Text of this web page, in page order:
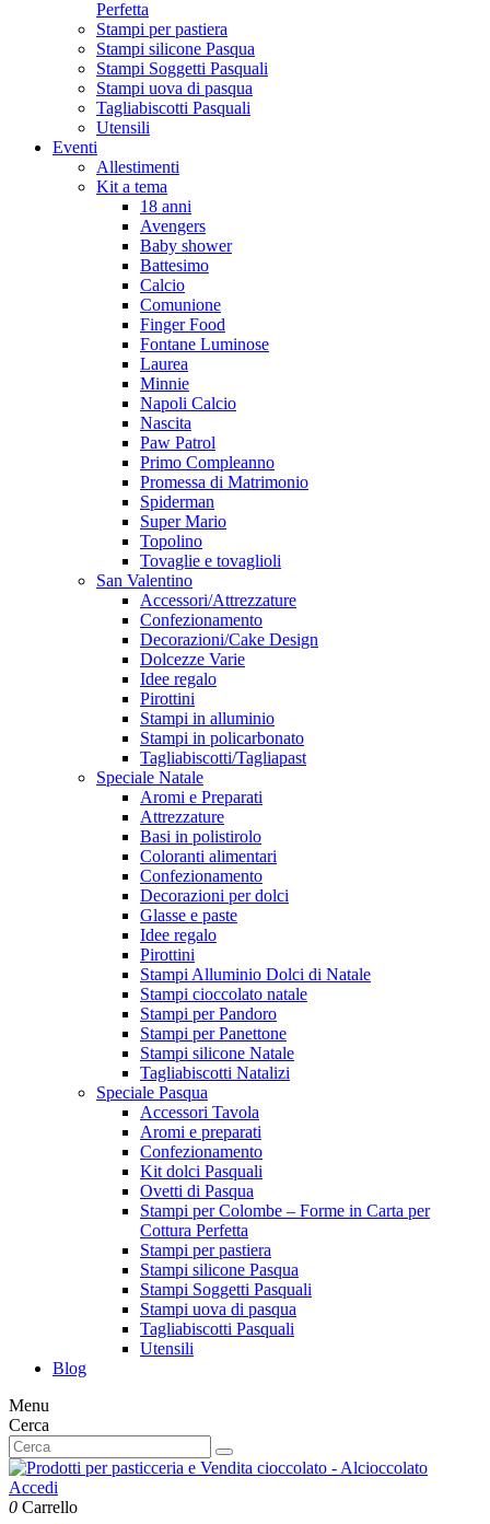
Perfetta
Stampi per pastiera
Stampi silicone Pasqua
Stampi Soggetti Pasquali
Stampi uova di pasqua
Tagliabiscotti Pasquali
Utensili
Eventi
Allestimenti
Kit a tema
18 anni
Avengers
Baby shower
Battesimo
Calcio
Comunione
Finger Food
Fontane Luminose
Laurea
Minnie
Napoli Calcio
Nascita
Paw Patrol
Primo Compleanno
Promessa di Matrimonio
Spiderman
Super Mario
Topolino
Tovaglie e tovaglioli
San Valentino
Accessori/Attrezzature
Confezionamento
Decorazioni/Cake Design
Dolcezze Varie
Idee regalo
Pirottini
Stampi in alluminio
Stampi in policarbonato
Tagliabiscotti/Tagliapast
Speciale Natale
Aromi e Preparati
Attrezzature
Basi in polistirolo
Coloranti alimentari
Confezionamento
Decorazioni per dolci
Glasse e paste
Idee regalo
Pirottini
Stampi Alluminio Dolci di Natale
Stampi cioccolato natale
Stampi per Pandoro
Stampi per Panettone
Stampi silicone Natale
Tagliabiscotti Natalizi
Speciale Pasqua
Accessori Tavola
Aromi e preparati
Confezionamento
Kit dolci Pasquali
Ovetti di Pasqua
Stampi per Colombe – Forme in Carta per
Cottura Perfetta
Stampi per pastiera
Stampi silicone Pasqua
Stampi Soggetti Pasquali
Stampi uova di pasqua
Tagliabiscotti Pasquali
Utensili
Blog
Menu
Cerca
Accedi
0 Carrello